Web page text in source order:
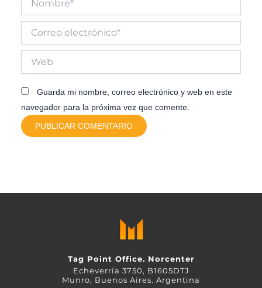
electrónico*
Guarda mi nombre, correo electrónico y web en este
navegador para la próxima vez que comente.
Tag Point Office. Norcenter
Echeverría 3750, B1605DTJ
Munro, Buenos Aires. Argentina